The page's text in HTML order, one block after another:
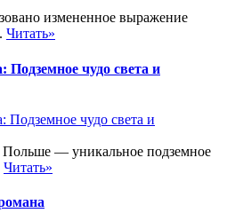
измененное выражение
Читать»
чудо света и
— уникальное подземное
Читать»